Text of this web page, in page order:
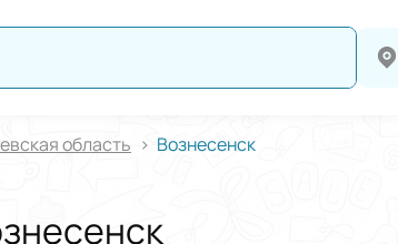
область Вознесенск